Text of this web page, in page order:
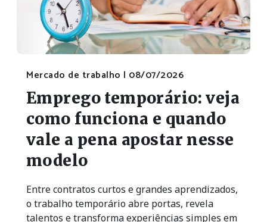
Mercado de trabalho | 08/07/2026
Emprego temporário: veja
como funciona e quando
vale a pena apostar nesse
modelo
Entre contratos curtos e grandes aprendizados,
o trabalho temporário abre portas, revela
talentos e transforma experiências simples em